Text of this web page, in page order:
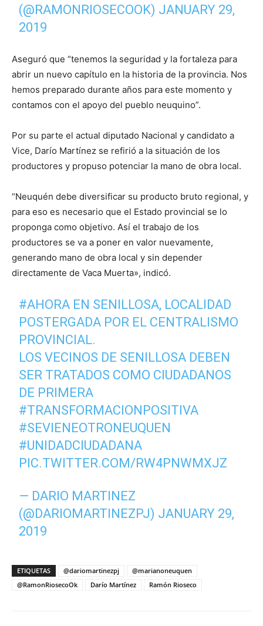
(@RAMONRIOSECOOK) JANUARY 29,
2019
Aseguró que “tenemos la seguridad y la fortaleza para
abrir un nuevo capítulo en la historia de la provincia. Nos
hemos preparado durante años para este momento y
contamos con el apoyo del pueblo neuquino”.
Por su parte el actual diputado Nacional y candidato a
Vice, Darío Martínez se refirió a la situación de los
productores y propuso potenciar la mano de obra local.
“Neuquén debe diversificar su producto bruto regional, y
para eso es necesario que el Estado provincial se lo
proponga como objetivo. Así el trabajo de los
productores se va a poner en valor nuevamente,
generando mano de obra local y sin depender
directamente de Vaca Muerta», indicó.
#AHORA EN SENILLOSA, LOCALIDAD
POSTERGADA POR EL CENTRALISMO
PROVINCIAL.
LOS VECINOS DE SENILLOSA DEBEN
SER TRATADOS COMO CIUDADANOS
DE PRIMERA
#TRANSFORMACIONPOSITIVA
#SEVIENEOTRONEUQUEN
#UNIDADCIUDADANA
PIC.TWITTER.COM/RW4PNWMXJZ
— DARIO MARTINEZ
(@DARIOMARTINEZPJ) JANUARY 29,
2019
ETIQUETAS @dariomartinezpj
@marianoneuquen
@RamonRiosecoOk
Darío Martínez Ramón Rioseco